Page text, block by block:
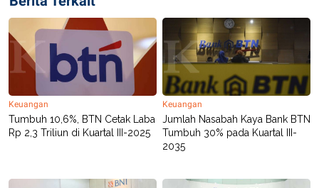
D
SITEMAP PROFILETERM
USE
PEDOMAN
PEMBERITAAN
SIBER
PRIVACY
Keuangan
Tumbuh 10,6%, BTN Cetak Laba
Rp 2,3 Triliun di Kuartal III-2025
Keuangan
Jumlah Nasabah Kaya Bank BTN
Tumbuh 30% pada Kuartal III-
2035